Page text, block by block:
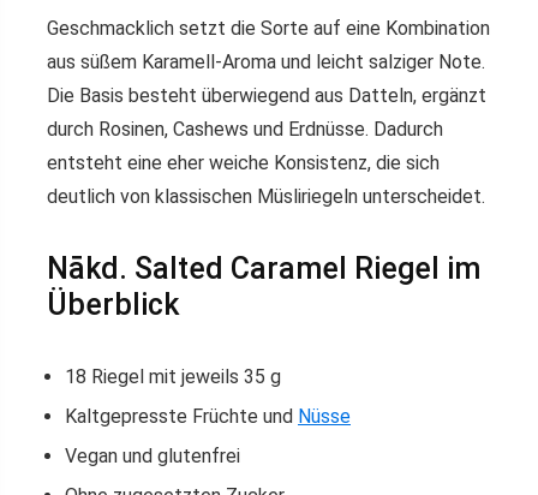
Geschmacklich setzt die Sorte auf eine Kombination
aus süßem Karamell-Aroma und leicht salziger Note.
Die Basis besteht überwiegend aus Datteln, ergänzt
durch Rosinen, Cashews und Erdnüsse. Dadurch
entsteht eine eher weiche Konsistenz, die sich
deutlich von klassischen Müsliriegeln unterscheidet.
Nākd. Salted Caramel Riegel im
Überblick
18 Riegel mit jeweils 35 g
Kaltgepresste Früchte und Nüsse
Vegan und glutenfrei